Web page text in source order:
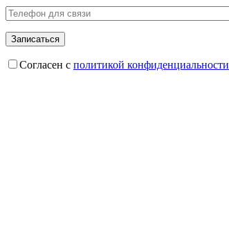
Согласен с политикой конфиденциальности